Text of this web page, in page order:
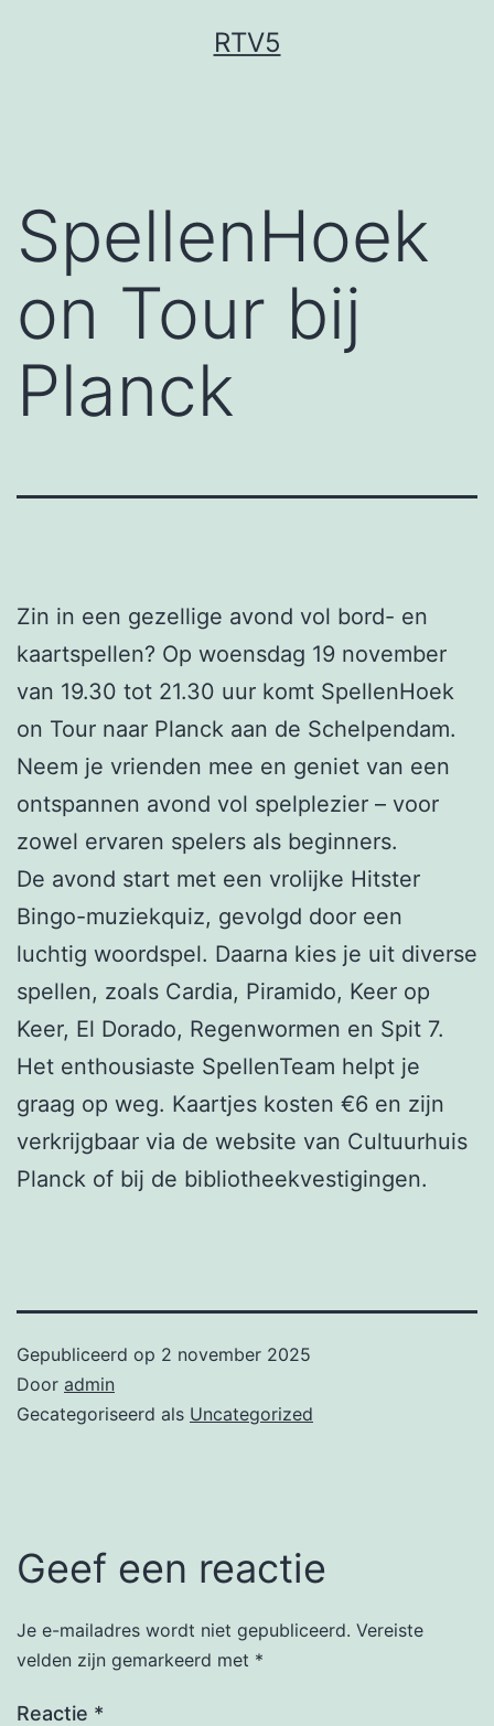
RTV5
SpellenHoek
on Tour bij
Planck
Zin in een gezellige avond vol bord- en
kaartspellen? Op woensdag 19 november
van 19.30 tot 21.30 uur komt SpellenHoek
on Tour naar Planck aan de Schelpendam.
Neem je vrienden mee en geniet van een
ontspannen avond vol spelplezier – voor
zowel ervaren spelers als beginners.
De avond start met een vrolijke Hitster
Bingo-muziekquiz, gevolgd door een
luchtig woordspel. Daarna kies je uit diverse
spellen, zoals Cardia, Piramido, Keer op
Keer, El Dorado, Regenwormen en Spit 7.
Het enthousiaste SpellenTeam helpt je
graag op weg. Kaartjes kosten €6 en zijn
verkrijgbaar via de website van Cultuurhuis
Planck of bij de bibliotheekvestigingen.
Gepubliceerd op 2 november 2025
Door admin
Gecategoriseerd als Uncategorized
Geef een reactie
Je e-mailadres wordt niet gepubliceerd. Vereiste
velden zijn gemarkeerd met *
Reactie *